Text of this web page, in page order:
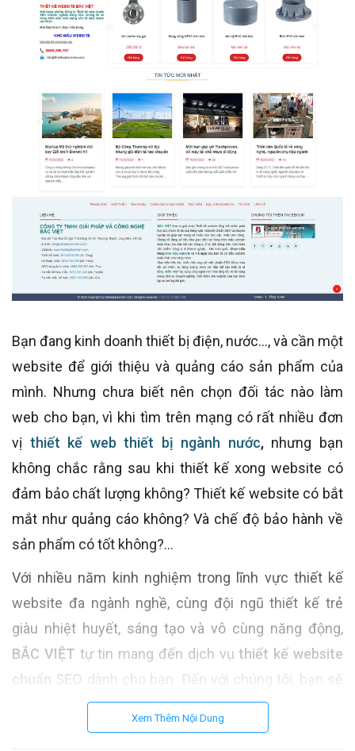
Bạn đang kinh doanh thiết bị điện, nước..., và cần một
website để giới thiệu và quảng cáo sản phẩm của
mình. Nhưng chưa biết nên chọn đối tác nào làm
web cho bạn, vì khi tìm trên mạng có rất nhiều đơn
vị thiết kế web thiết bị ngành nước, nhưng bạn
không chắc rằng sau khi thiết kế xong website có
đảm bảo chất lượng không? Thiết kế website có bắt
mắt như quảng cáo không? Và chế độ bảo hành về
sản phẩm có tốt không?...
Với nhiều năm kinh nghiệm trong lĩnh vực thiết kế
website đa ngành nghề, cùng đội ngũ thiết kế trẻ
giàu nhiệt huyết, sáng tạo và vô cùng năng động,
BẮC VIỆT tự tin mang đến dịch vụthiết kế website
chuẩn SEO dành cho bạn. Đến với chúng tôi, bạn sẽ
có ngay một giao diện web chuyên nghiệp chuẩn
SEO, dễ vận hành, tiết kiệm chi phí tối đa. Website hỗ
Xem Thêm Nội Dung